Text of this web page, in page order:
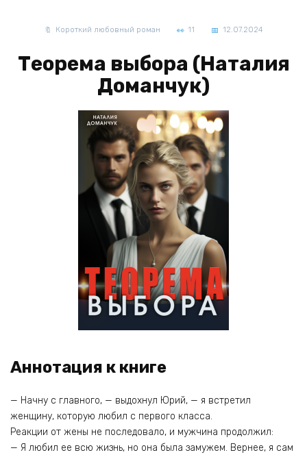
Короткий любовный роман 11 12.07.2024
Теорема выбора (Наталия
Доманчук)
Аннотация к книге
— Начну с главного, — выдохнул Юрий, — я встретил
женщину, которую любил с первого класса.
Реакции от жены не последовало, и мужчина продолжил:
— Я любил ее всю жизнь, но она была замужем. Вернее, я сам